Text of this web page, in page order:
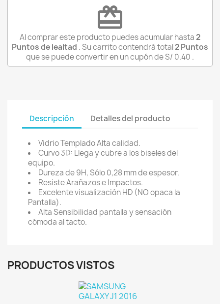
redeem
Al comprar este producto puedes acumular hasta 2
Puntos de lealtad . Su carrito contendrá total2Puntos
que se puede convertir en un cupón deS/ 0.40 .
Descripción Detalles del producto
Vidrio Templado Alta calidad.
Curvo 3D: Llega y cubre a los biseles del
equipo.
Dureza de 9H, Sólo 0,28 mm de espesor.
Resiste Arañazos e Impactos.
Excelente visualización HD (NO opaca la
Pantalla).
Alta Sensibilidad pantalla y sensación
cómoda al tacto.
PRODUCTOS VISTOS
Debe iniciar sesión para guardar productos en su
lista de deseos.